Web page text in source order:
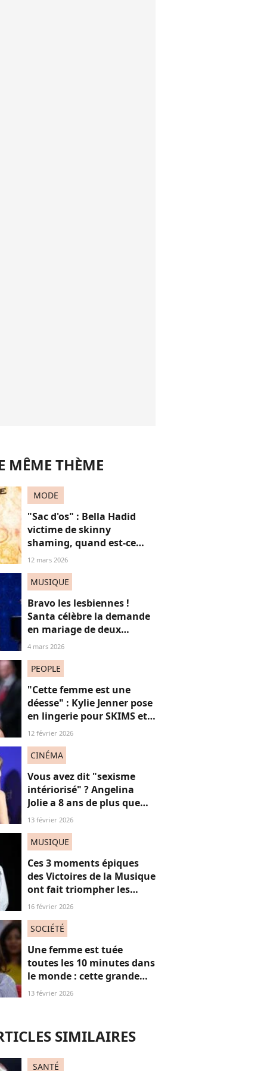
MÊME THÈME
MODE
"Sac d'os" : Bella Hadid
victime de skinny
shaming, quand est-ce
qu’on arrête de trouver les
12 mars 2026
MUSIQUE
Bravo les lesbiennes !
Santa célèbre la demande
en mariage de deux
femmes en plein concert
4 mars 2026
PEOPLE
"Cette femme est une
déesse" : Kylie Jenner pose
en lingerie pour SKIMS et
subjugue les internautes
12 février 2026
CINÉMA
Vous avez dit "sexisme
intériorisé" ? Angelina
Jolie a 8 ans de plus que
Louis Garrel, son
rouges, et ça dérange... les
13 février 2026
MUSIQUE
Ces 3 moments épiques
des Victoires de la Musique
ont fait triompher les
femmes, mais surtout le
16 février 2026
SOCIÉTÉ
Une femme est tuée
toutes les 10 minutes dans
le monde : cette grande
actrice et amie de Marie
13 février 2026
SIMILAIRES
SANTÉ